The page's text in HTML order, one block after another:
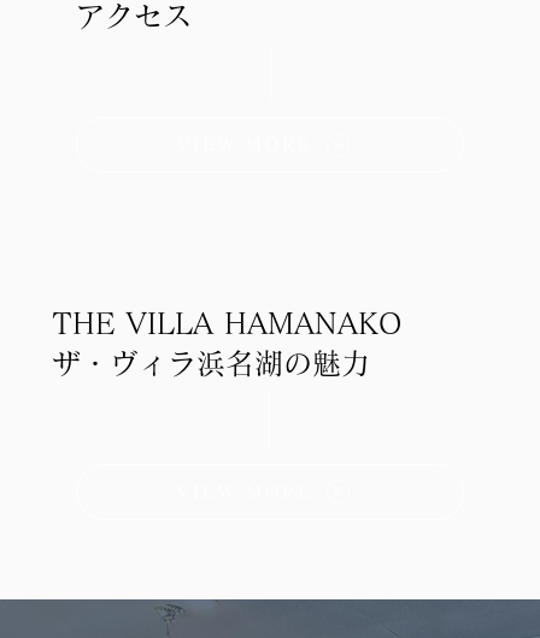
アクセス
THE VILLA HAMANAKO
ザ・ヴィラ浜名湖の魅力